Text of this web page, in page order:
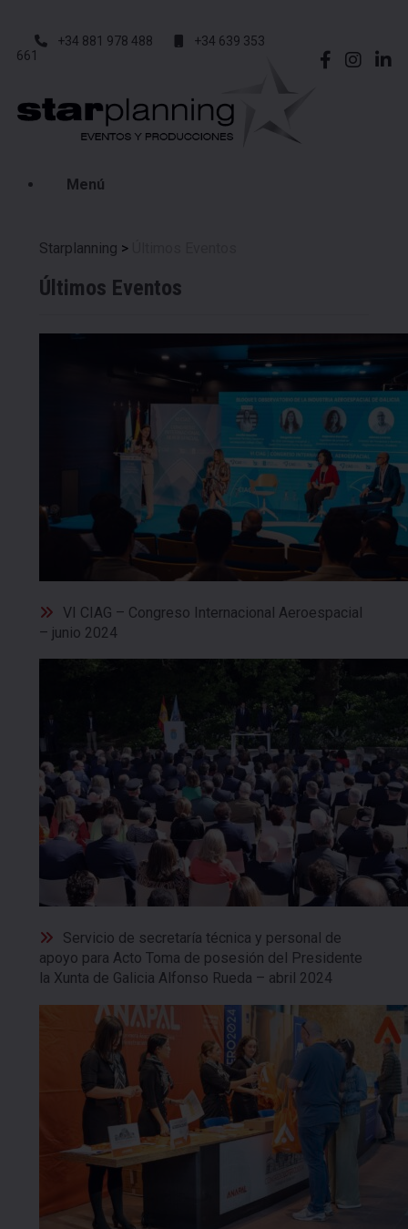
+34 881 978 488
+34 639 353
661
Menú
Starplanning >
Últimos Eventos
VI CIAG – Congreso Internacional Aeroespacial
– junio 2024
Servicio de secretaría técnica y personal de
apoyo para Acto Toma de posesión del Presidente
la Xunta de Galicia Alfonso Rueda – abril 2024